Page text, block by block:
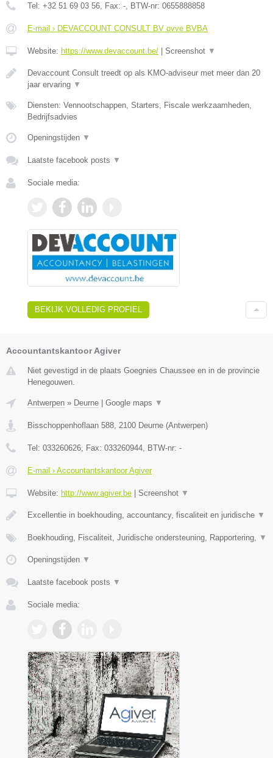
Tel: +32 51 69 03 56, Fax: -, BTW-nr: 0655888858
E-mail › DEVACCOUNT CONSULT BV ovve BVBA
Website: https://www.devaccount.be/ Screenshot ▼
Devaccount Consult treedt op als KMO-adviseur met meer dan 20
jaar ervaring ▼
Diensten: Vennootschappen, Starters, Fiscale werkzaamheden,
Bedrijfsadvies
Openingstijden ▼
Laatste facebook posts ▼
Sociale media:
BEKIJK VOLLEDIG PROFIEL
Accountantskantoor Agiver
Niet gevestigd in de plaats Goegnies Chaussee en in de provincie
Henegouwen.
Antwerpen » Deurne Google maps ▼
Bisschoppenhoflaan 588, 2100 Deurne (Antwerpen)
Tel: 033260626, Fax: 033260944, BTW-nr: -
E-mail › Accountantskantoor Agiver
Website: http://www.agiver.be Screenshot ▼
Excellentie in boekhouding, accountancy, fiscaliteit en juridische ▼
Boekhouding, Fiscaliteit, Juridische ondersteuning, Rapportering, ▼
Openingstijden ▼
Laatste facebook posts ▼
Sociale media: